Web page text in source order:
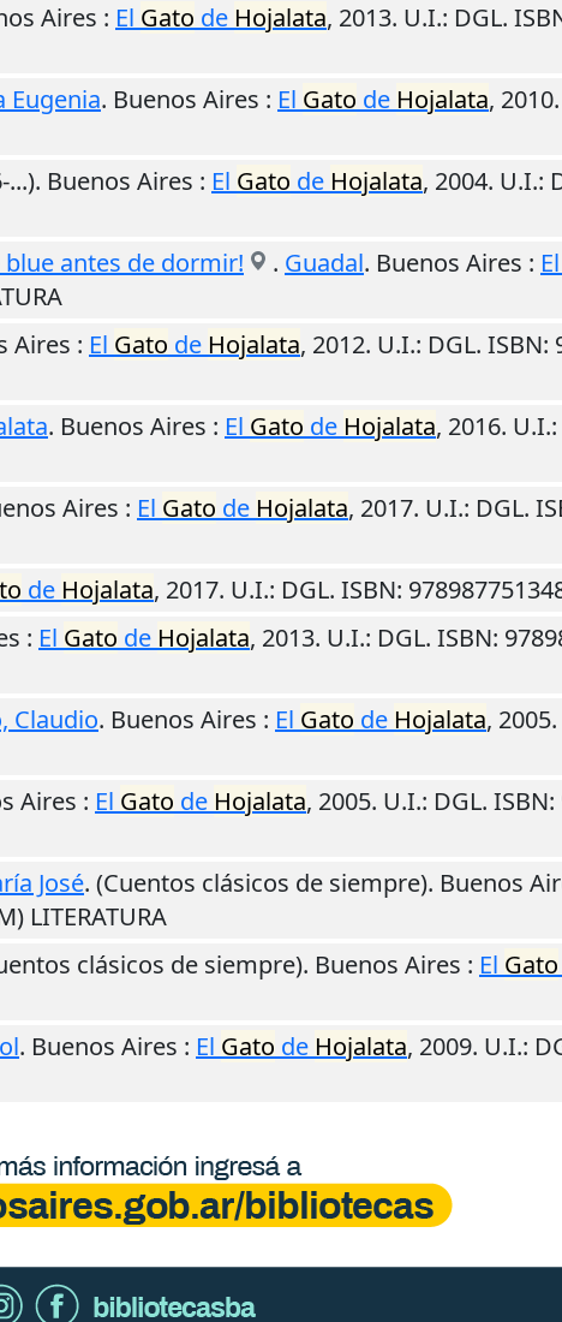
Aires : El Gato de Hojalata, 2013. U.I.: DGL.
Eugenia. Buenos Aires : El Gato de Hojalata, 2010.
...). Buenos Aires : El Gato de Hojalata, 2004. U.I.:
blue antes de dormir!
. Guadal. Buenos Aires : El
Aires : El Gato de Hojalata, 2012. U.I.: DGL. ISBN:
. Buenos Aires : El Gato de Hojalata, 2016. U.I.
Aires : El Gato de Hojalata, 2017. U.I.: DGL.
de Hojalata, 2017. U.I.: DGL. ISBN:
: El Gato de Hojalata, 2013. U.I.: DGL. ISBN:
Claudio. Buenos Aires : El Gato de Hojalata, 2005.
Aires : El Gato de Hojalata, 2005. U.I.: DGL.
José. (Cuentos clásicos de siempre). Buenos
LITERATURA
clásicos de siempre). Buenos Aires : El Gato
. Buenos Aires : El Gato de Hojalata, 2009. U.I.: